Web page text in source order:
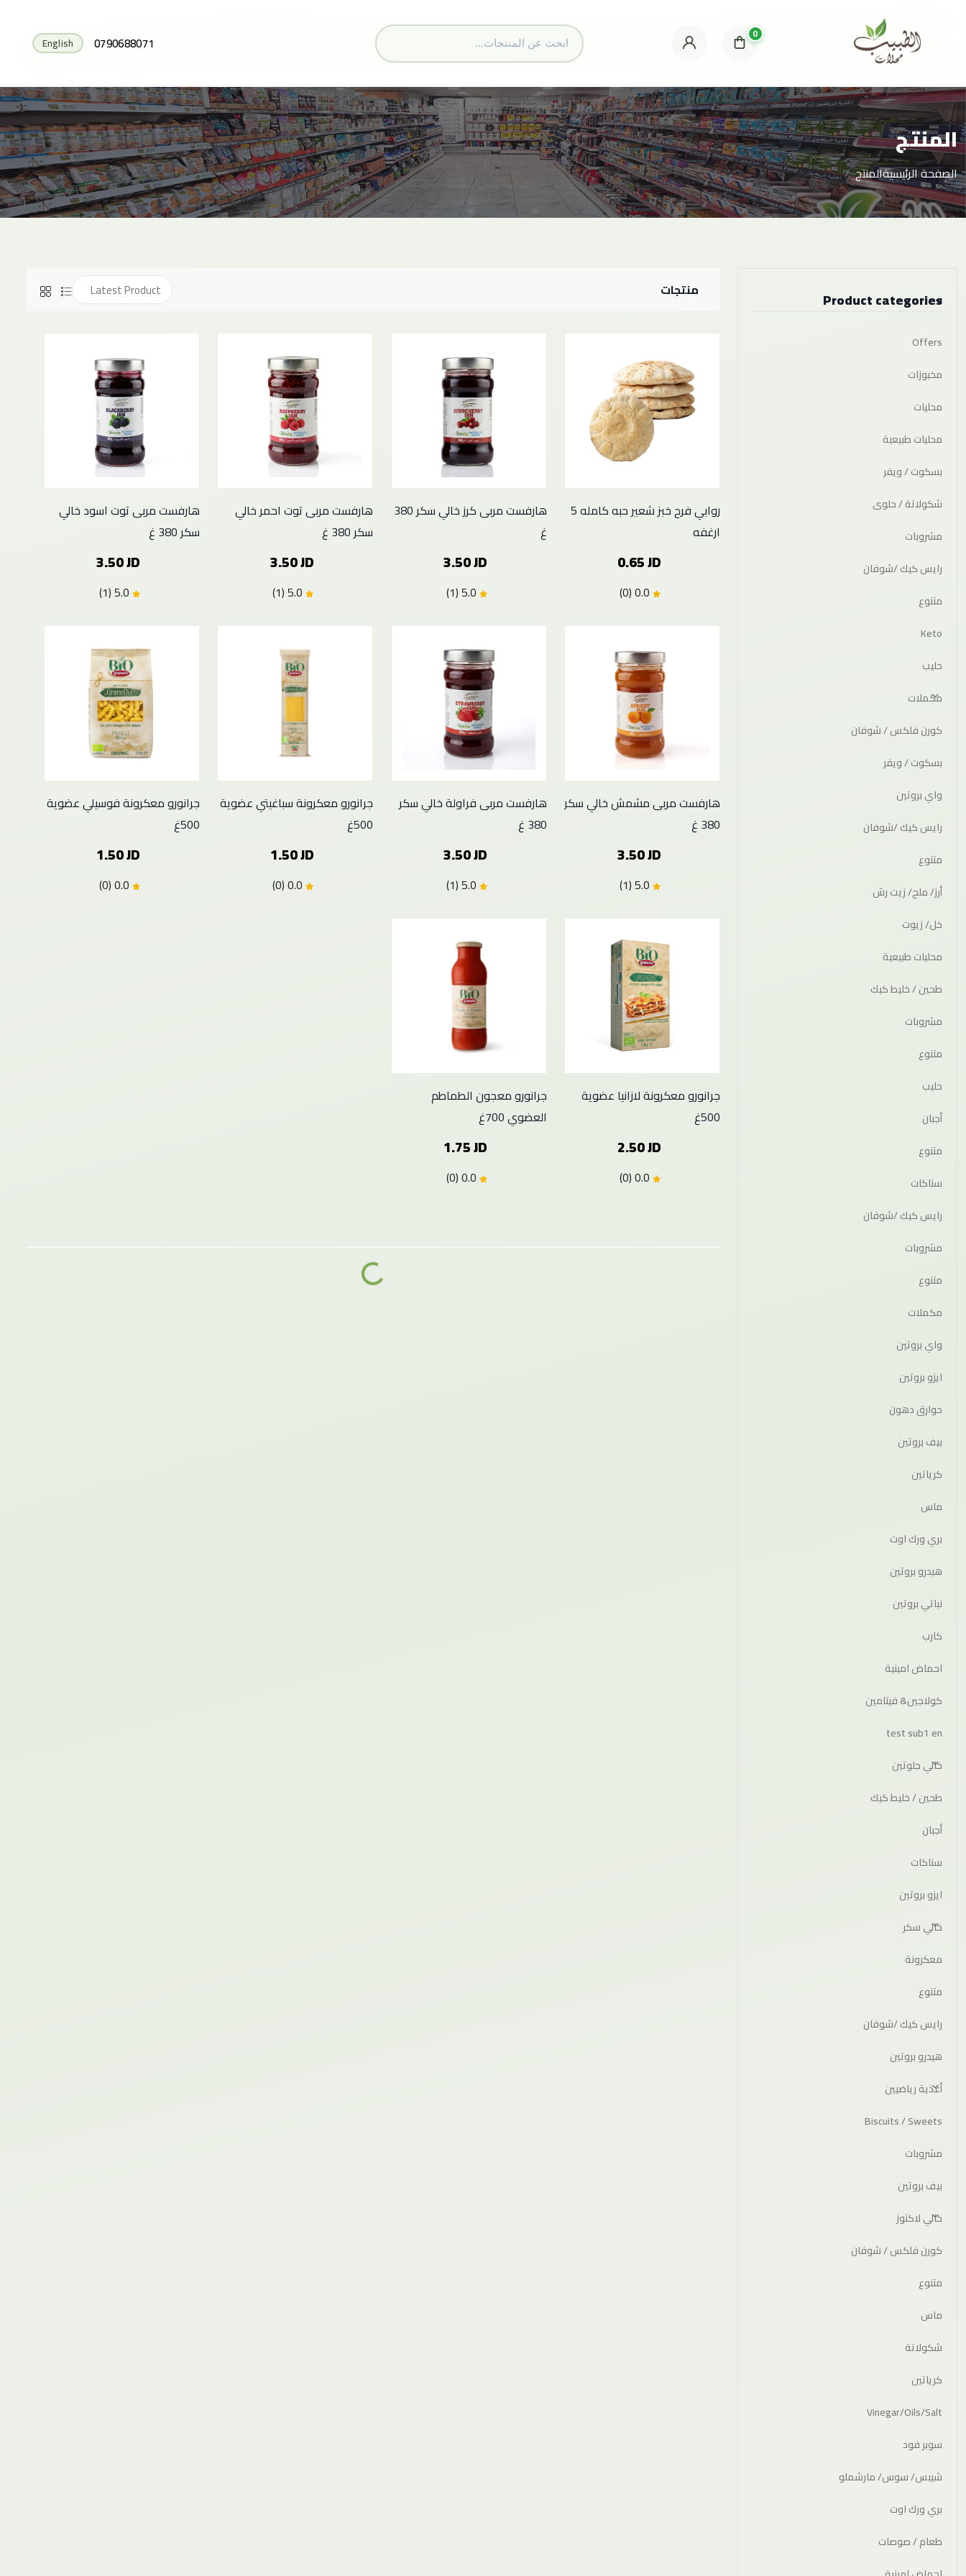
0
0790688071
English
المنتج
الصفحة الرئيسيةالمنتج
Product categories
Offers
مخبوزات
محليات
محليات طبيعية
بسكوت / ويفر
شكولاتة / حلوى
مشروبات
رايس كيك /شوفان
متنوع
Keto
حليب
مكملات
كورن فلكس / شوفان
بسكوت / ويفر
واي بروتين
رايس كيك /شوفان
متنوع
أرز/ ملح/ زيت رش
خل/ زيوت
محليات طبيعية
طحين / خليط كيك
مشروبات
متنوع
حليب
أجبان
متنوع
سناكات
رايس كيك /شوفان
مشروبات
متنوع
مكملات
واي بروتين
ايزو بروتين
حوارق دهون
بيف بروتين
كرياتين
ماس
بري ورك اوت
هيدرو بروتين
نباتي بروتين
كارب
احماض امينية
كولاجين& فيتامين
test sub1 en
خالي جلوتين
طحين / خليط كيك
أجبان
سناكات
ايزو بروتين
خالي سكر
معكرونة
متنوع
رايس كيك /شوفان
هيدرو بروتين
أغذية رياضيين
Biscuits / Sweets
مشروبات
بيف بروتين
خالي لاكتوز
كورن فلكس / شوفان
متنوع
ماس
شكولاتة
كرياتين
Vinegar/Oils/Salt
سوبر فود
شيبس/ سوس/ مارشملو
بري ورك اوت
طعام / صوصات
منتجات
روابي فرح خبز شعير حبه كامله 5
ارغفه
0.65 JD
هارفست مربى كرز خالي سكر 380
غ
3.50 JD
هارفست مربى توت احمر خالي
سكر 380 غ
3.50 JD
هارفست مربى توت اسود خالي
سكر 380 غ
3.50 JD
هارفست مربى مشمش خالي سكر
380 غ
3.50 JD
هارفست مربى فراولة خالي سكر
380 غ
3.50 JD
جرانورو معكرونة سباغيتي عضوية
500غ
1.50 JD
جرانورو معكرونة فوسيلي عضوية
500غ
1.50 JD
جرانورو معكرونة لازانيا عضوية
500غ
2.50 JD
جرانورو معجون الطماطم
العضوي 700غ
1.75 JD
Loading...